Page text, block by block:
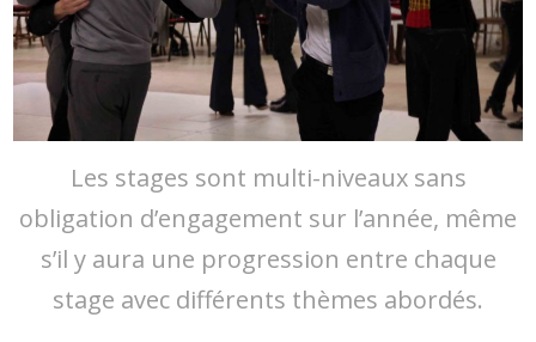
Les stages sont multi-niveaux sans
obligation d’engagement sur l’année, même
s’il y aura une progression entre chaque
stage avec différents thèmes abordés.